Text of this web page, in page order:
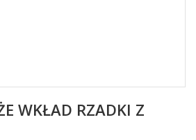
WKŁAD RZADKI Z